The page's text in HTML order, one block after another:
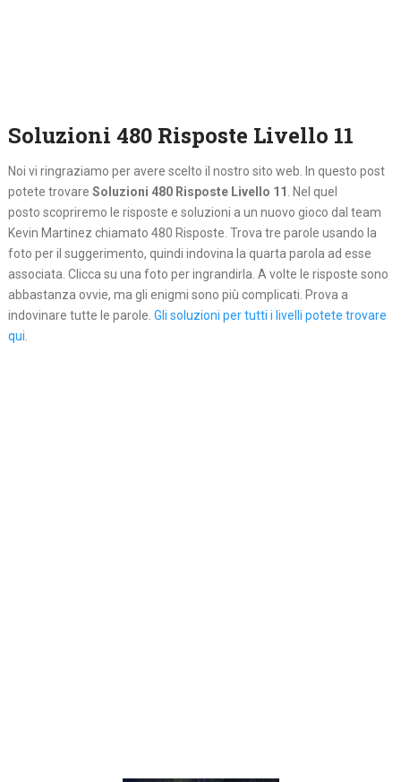
Soluzioni 480 Risposte Livello 11
Noi vi ringraziamo per avere scelto il nostro sito web. In questo post
potete trovare Soluzioni 480 Risposte Livello 11 . Nel quel
posto scopriremo le risposte e soluzioni a un nuovo gioco dal team
Kevin Martinez chiamato 480 Risposte. Trova tre parole usando la
foto per il suggerimento, quindi indovina la quarta parola ad esse
associata. Clicca su una foto per ingrandirla. A volte le risposte sono
abbastanza ovvie, ma gli enigmi sono più complicati. Prova a
indovinare tutte le parole. Gli soluzioni per tutti i livelli potete trovare
qui.